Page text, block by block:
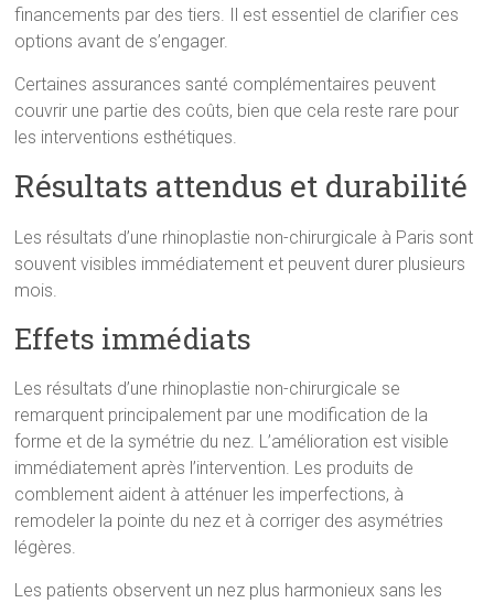
financements par des tiers. Il est essentiel de clarifier ces
options avant de s’engager.
Certaines assurances santé complémentaires peuvent
couvrir une partie des coûts, bien que cela reste rare pour
les interventions esthétiques.
Résultats attendus et durabilité
Les résultats d’une rhinoplastie non-chirurgicale à Paris sont
souvent visibles immédiatement et peuvent durer plusieurs
mois.
Effets immédiats
Les résultats d’une rhinoplastie non-chirurgicale se
remarquent principalement par une modification de la
forme et de la symétrie du nez. L’amélioration est visible
immédiatement après l’intervention. Les produits de
comblement aident à atténuer les imperfections, à
remodeler la pointe du nez et à corriger des asymétries
légères.
Les patients observent un nez plus harmonieux sans les